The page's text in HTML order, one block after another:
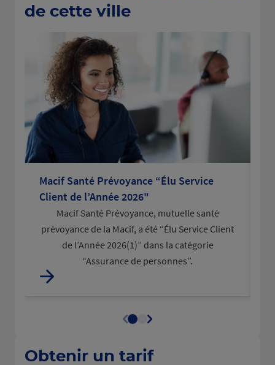
de cette ville
Macif Santé Prévoyance “Élu Service
Client de l’Année 2026"
Macif Santé Prévoyance, mutuelle santé
prévoyance de la Macif, a été “Élu Service Client
de l’Année 2026(1)” dans la catégorie
“Assurance de personnes”.
Obtenir un tarif